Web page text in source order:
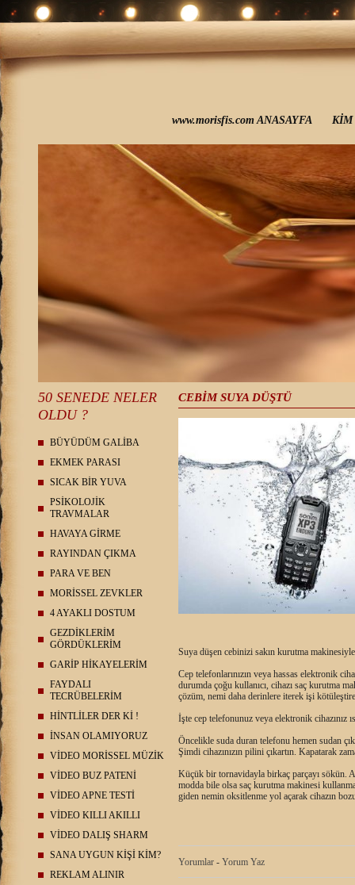
www.morisfis.com ANASAYFA KİM
50 SENEDE NELER
OLDU ?
BÜYÜDÜM GALİBA
EKMEK PARASI
SICAK BİR YUVA
PSİKOLOJİK
TRAVMALAR
HAVAYA GİRME
RAYINDAN ÇIKMA
PARA VE BEN
MORİSSEL ZEVKLER
4 AYAKLI DOSTUM
GEZDİKLERİM
GÖRDÜKLERİM
GARİP HİKAYELERİM
FAYDALI
TECRÜBELERİM
HİNTLİLER DER Kİ !
İNSAN OLAMIYORUZ
VİDEO MORİSSEL MÜZİK
VİDEO BUZ PATENİ
VİDEO APNE TESTİ
VİDEO KILLI AKILLI
VİDEO DALIŞ SHARM
SANA UYGUN KİŞİ KİM?
REKLAM ALINIR
CEBİM SUYA DÜŞTÜ
Suya düşen cebinizi sakın kurutma
Cep telefonlarınızın veya hassas elektronik
durumda çoğu kullanıcı, cihazı saç kurutma
çözüm, nemi daha derinlere iterek işi
İşte cep telefonunuz veya elektronik cihazınız
Öncelikle suda duran telefonu hemen sudan
Şimdi cihazınızın pilini çıkartın. Kapatarak
Küçük bir tornavidayla birkaç parçayı sökün.
modda bile olsa saç kurutma makinesi
giden nemin oksitlenme yol açarak cihazın
Yorumlar - Yorum Yaz